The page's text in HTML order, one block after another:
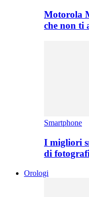
Motorola
che non ti
Smartphone
I migliori
di
Orologi